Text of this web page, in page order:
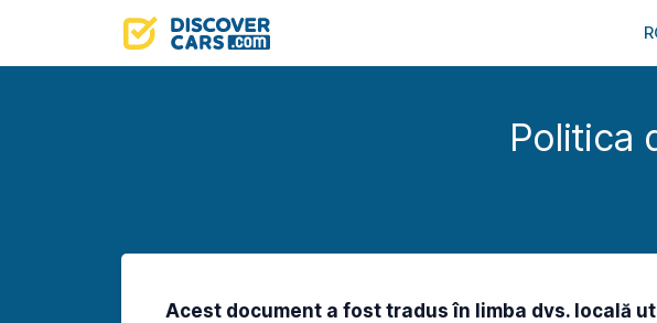
Politica
Acest document a fost tradus în limba dvs. locală